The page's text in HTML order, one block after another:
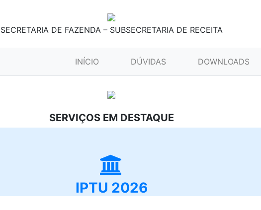
SECRETARIA DE FAZENDA – SUBSECRETARIA DE RECEITA
INÍCIO (CURRENT)DÚVIDAS DOWNLOADS
SERVIÇOS EM DESTAQUE
IPTU 2026